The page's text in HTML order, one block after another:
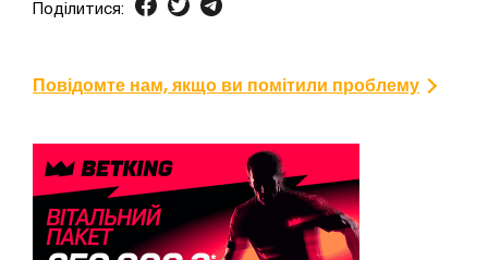
Поділитися:
Повідомте нам, якщо ви помітили проблему